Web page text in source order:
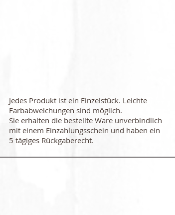
Jedes Produkt ist ein Einzelstück. Leichte
Farbabweichungen sind möglich.
Sie erhalten die bestellte Ware unverbindlich
mit einem Einzahlungsschein und haben ein
5 tägiges Rückgaberecht.